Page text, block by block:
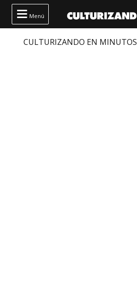
 Menú
CULTURIZANDO EN MINUTOS